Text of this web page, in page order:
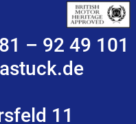
– 92 49 101
11